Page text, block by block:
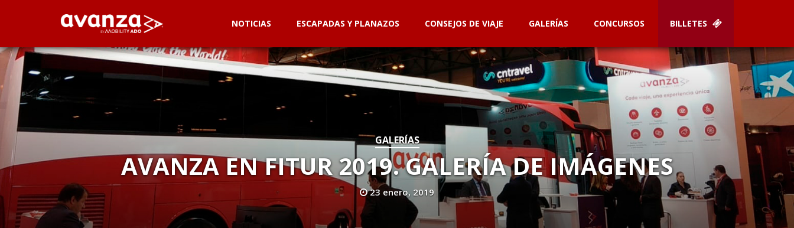
NOTICIAS ESCAPADAS Y PLANAZOS CONSEJOS DE VIAJE GALERÍAS CONCURSOS BILLETES
GALERÍAS
AVANZA EN FITUR 2019. GALERÍA DE IMÁGENES
23 enero, 2019